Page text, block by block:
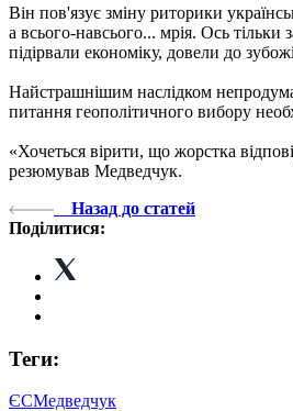
Він пов'язує зміну риторики
а всього-навсього... мрія. Ось тільки
підірвали економіку, довели до
Найстрашнішим наслідком
питання геополітичного вибору
«Хочеться вірити, що жорстка
резюмував Медведчук.
Назад до статей
Поділитися:
Теги:
ЄСМедведчук